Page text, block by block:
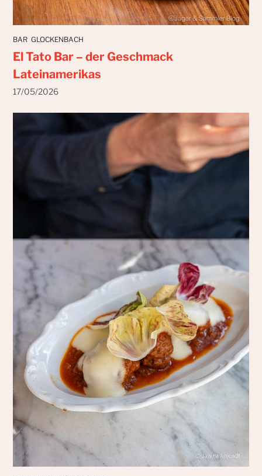
BAR GLOCKENBACH
El Tato Bar – der Geschmack
Lateinamerikas
17/05/2026